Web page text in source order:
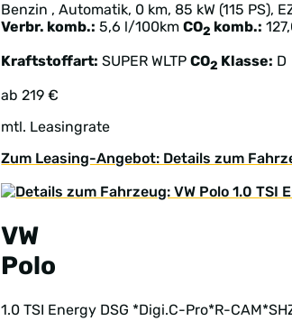
Benzin , Automatik, 0 km, 85 kW (115 PS),
Verbr. komb.: 5,6 l/100km CO2 komb.:
Kraftstoffart: SUPER WLTPCO2 Klasse: D
ab 219 €
mtl. Leasingrate
Zum Leasing-Angebot: Details zum
VW
Polo
1.0 TSI Energy DSG *Digi.C-Pro*R-